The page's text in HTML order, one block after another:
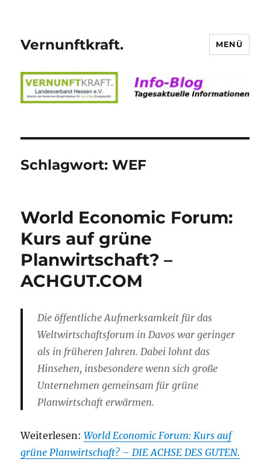
Vernunftkraft. MENÜ
Schlagwort:WEF
World Economic Forum:
Kurs auf grüne
Planwirtschaft? –
ACHGUT.COM
Die öffentliche Aufmerksamkeit für das
Weltwirtschaftsforum in Davos war geringer
als in früheren Jahren. Dabei lohnt das
Hinsehen, insbesondere wenn sich große
Unternehmen gemeinsam für grüne
Planwirtschaft erwärmen.
Weiterlesen:World Economic Forum: Kurs auf
grüne Planwirtschaft? – DIE ACHSE DES GUTEN.